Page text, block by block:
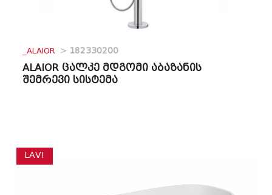
_ALAIOR > 182330200
ALAIOR ცალკე მდგომი აბაზანის
შემრევი სისტემა
LAVI